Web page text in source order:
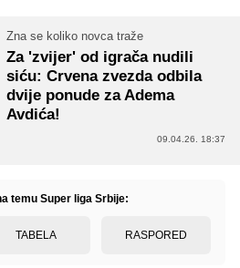
Zna se koliko novca traže
Za 'zvijer' od igrača nudili
siću: Crvena zvezda odbila
dvije ponude za Adema
Avdića!
09.04.26. 18:37
temu Super liga Srbije:
TABELA RASPORED